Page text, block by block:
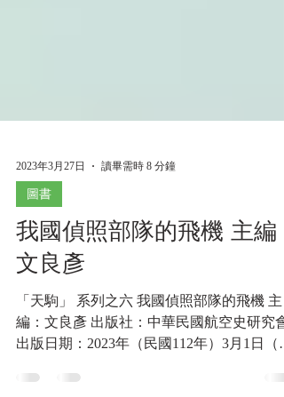
2023年3月27日
圖書
我國偵照部隊的飛機 主編
文良彥